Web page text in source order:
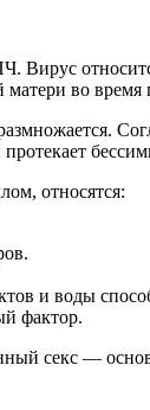
матери во
относятся:
и воды
фактор.
секс —